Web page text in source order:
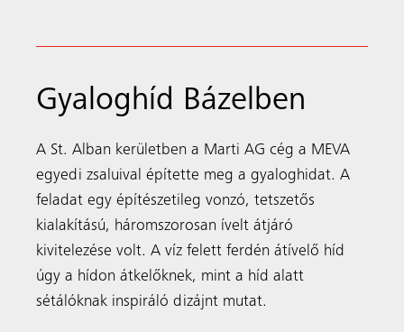
Gyaloghíd Bázelben
A St. Alban kerületben a Marti AG cég a MEVA
egyedi zsaluival építette meg a gyaloghidat. A
feladat egy építészetileg vonzó, tetszetős
kialakítású, háromszorosan ívelt átjáró
kivitelezése volt. A víz felett ferdén átívelő híd
úgy a hídon átkelőknek, mint a híd alatt
sétálóknak inspiráló dizájnt mutat.